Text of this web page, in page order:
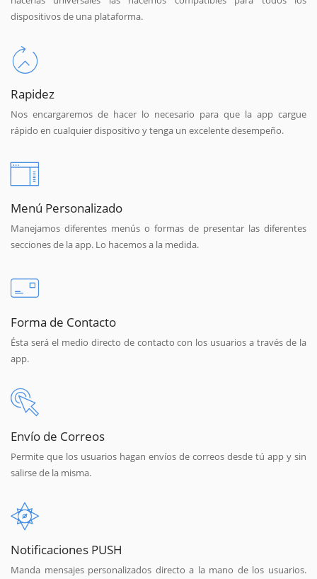
dispositivos de una plataforma.
Rapidez
Nos encargaremos de hacer lo necesario para que la app cargue
rápido en cualquier dispositivo y tenga un excelente desempeño.
Menú Personalizado
Manejamos diferentes menús o formas de presentar las diferentes
secciones de la app. Lo hacemos a la medida.
Forma de Contacto
Ésta será el medio directo de contacto con los usuarios a través de la
app.
Envío de Correos
Permite que los usuarios hagan envíos de correos desde tú app y sin
salirse de la misma.
Notificaciones PUSH
Manda mensajes personalizados directo a la mano de los usuarios.